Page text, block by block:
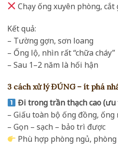
Chạy ống xuyên phòng,
Kết quả:
– Tường gợn, sơn loang
– Ống lộ, nhìn rất “chữa cháy”
– Sau 1–2 năm là hối hận
3 cách xử lý ĐÚNG – ít phá
Đi trong trần thạch cao (ưu
– Giấu toàn bộ ống đồng, ống
– Gọn – sạch – bảo trì được
Phù hợp phòng ngủ,